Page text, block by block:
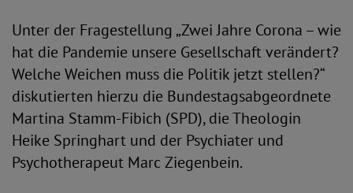
Unter der Fragestellung „Zwei Jahre Corona – wie
hat die Pandemie unsere Gesellschaft verändert?
Welche Weichen muss die Politik jetzt stellen?“
diskutierten hierzu die Bundestagsabgeordnete
Martina Stamm-Fibich (SPD), die Theologin
Heike Springhart und der Psychiater und
Psychotherapeut Marc Ziegenbein.